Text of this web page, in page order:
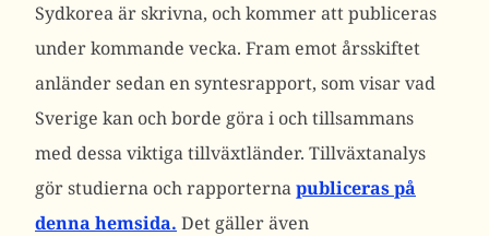
Sydkorea är skrivna, och kommer att publiceras
under kommande vecka. Fram emot årsskiftet
anländer sedan en syntesrapport, som visar vad
Sverige kan och borde göra i och tillsammans
med dessa viktiga tillväxtländer. Tillväxtanalys
gör studierna och rapporternapubliceras på
denna hemsida. Det gäller även